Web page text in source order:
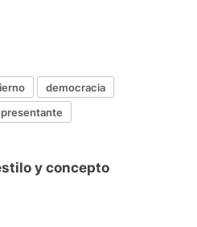
democracia
y concepto